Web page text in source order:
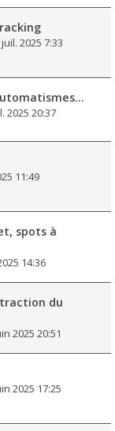
2025 7:33
2025 20:37
11:49
spots à
14:36
du
2025 20:51
2025 17:25